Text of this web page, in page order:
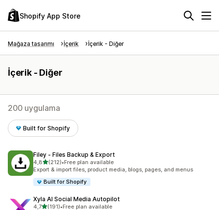
Shopify App Store
Mağaza tasarımı İçerik İçerik - Diğer
İçerik - Diğer
200 uygulama
Built for Shopify
Filey ‑ Files Backup & Export
4,85 yıldız üzerinden
(212)
toplam 212 değerlendirme
•Free plan available
Export & import files, product media, blogs, pages, and menus
Built for Shopify
Xyla AI Social Media Autopilot
4,75 yıldız üzerinden
(191)•Free plan available